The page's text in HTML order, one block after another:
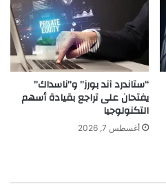
“ستاندرد آند بورز” و”ناسداك”
يفتحان على تراجع بقيادة أسهم
التكنولوجيا
أغسطس 7, 2026